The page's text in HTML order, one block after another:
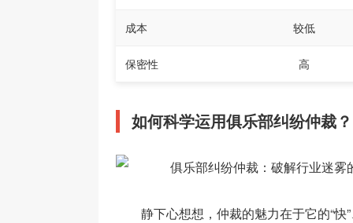
成本 较低
保密性 高
如何科学运用俱乐部纠纷仲裁？
静下心想想，仲裁的魅力在于它的“快